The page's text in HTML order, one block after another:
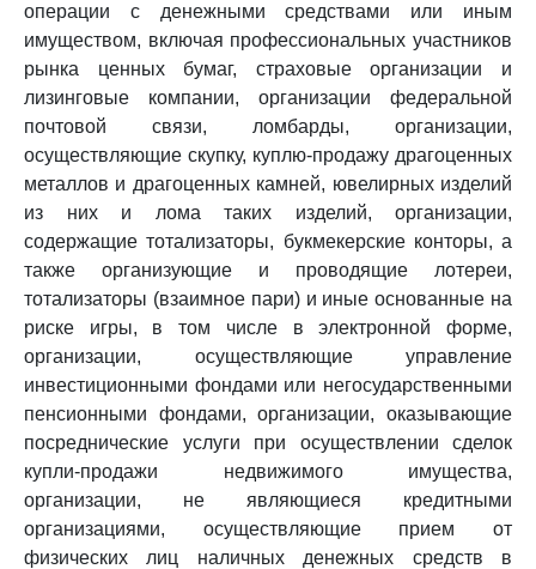
операции с денежными средствами или иным
имуществом, включая профессиональных участников
рынка ценных бумаг, страховые организации и
лизинговые компании, организации федеральной
почтовой связи, ломбарды, организации,
осуществляющие скупку, куплю-продажу драгоценных
металлов и драгоценных камней, ювелирных изделий
из них и лома таких изделий, организации,
содержащие тотализаторы, букмекерские конторы, а
также организующие и проводящие лотереи,
тотализаторы (взаимное пари) и иные основанные на
риске игры, в том числе в электронной форме,
организации, осуществляющие управление
инвестиционными фондами или негосударственными
пенсионными фондами, организации, оказывающие
посреднические услуги при осуществлении сделок
купли-продажи недвижимого имущества,
организации, не являющиеся кредитными
организациями, осуществляющие прием от
физических лиц наличных денежных средств в